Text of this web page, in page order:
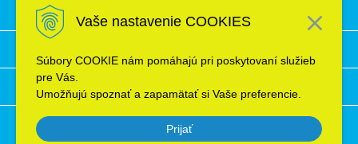
Vaše nastavenie COOKIES
Súbory COOKIE nám pomáhajú pri poskytovaní služieb
pre Vás.
Umožňujú spoznať a zapamätať si Vaše preferencie.
Prijať
Obchodné podmienky
Ochrana osobných údajov